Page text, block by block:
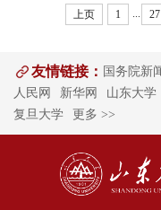
上页 1 27
友情链接： 国务院新
人民网
新华网 山东大学
复旦大学
更多 >>